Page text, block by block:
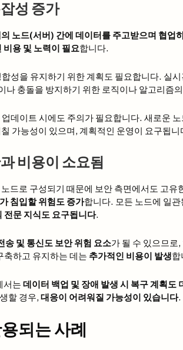
성 증가
노드(서버) 간에 데이터를 주고받으며 협업
비용 및 노력이 필요합니다.
성을 유지하기 위한 계획도 필요합니다. 실
나 충돌을 방지하기 위한 로직이나 알고리즘
데이트 시에도 주의가 필요합니다. 새로운
가능성이 있으며, 계획적인 운영이 요구됩니
비용이 소요됨
드로 구성되기 때문에 보안 측면에서도 고
침입할 위험도 증가합니다. 모든 노드에 일
전문 지식도 요구됩니다.
송 및 통신도 보안 위험 요소가 될 수 있으므로,
축하고 유지하는 데는 추가적인 비용이 발생합
서는데이터 백업 및 장애 발생 시 복구 계획도
할 경우,대응이 어려워질 가능성이 있습니다.
되는 사례